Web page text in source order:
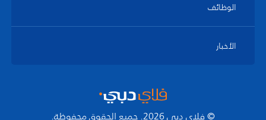
الوظائف
الأخبار
© فلاي دبي 2026. جميع الحقوق محفوظة.